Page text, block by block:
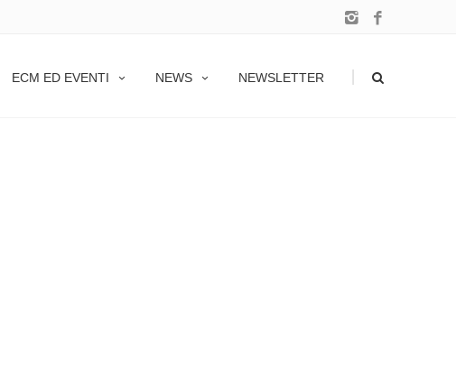
ECM ED EVENTI NEWS NEWSLETTER